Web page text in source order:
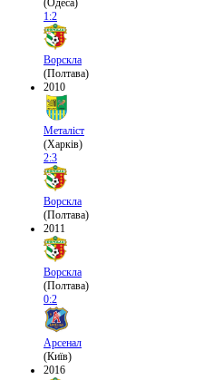
(Одеса)
1:2
Ворскла
(Полтава)
2010
Металіст
(Харків)
2:3
Ворскла
(Полтава)
2011
Ворскла
(Полтава)
0:2
Арсенал
(Київ)
2016